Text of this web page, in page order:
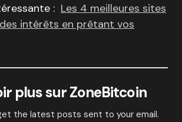
: Les 4 meilleures sites
intérêts en prêtant vos
plus sur ZoneBitcoin
the latest posts sent to your email.